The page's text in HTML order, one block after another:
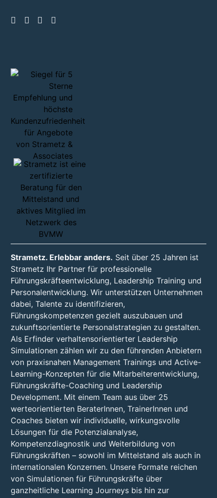
Strametz. Erlebbar anders. Seit über 25 Jahren ist
Strametz Ihr Partner für professionelle
Führungskräfteentwicklung, Leadership Training und
Personalentwicklung. Wir unterstützen Unternehmen
dabei, Talente zu identifizieren,
Führungskompetenzen gezielt auszubauen und
zukunftsorientierte Personalstrategien zu gestalten.
Als Erfinder verhaltensorientierter Leadership
Simulationen zählen wir zu den führenden Anbietern
von praxisnahen Management Trainings und Active-
Learning-Konzepten für die Mitarbeiterentwicklung,
Führungskräfte-Coaching und Leadership
Development. Mit einem Team aus über 25
werteorientierten BeraterInnen, TrainerInnen und
Coaches bieten wir individuelle, wirkungsvolle
Lösungen für die Potenzialanalyse,
Kompetenzdiagnostik und Weiterbildung von
Führungskräften – sowohl im Mittelstand als auch in
internationalen Konzernen. Unsere Formate reichen
von Simulationen für Führungskräfte über
ganzheitliche Learning Journeys bis hin zur